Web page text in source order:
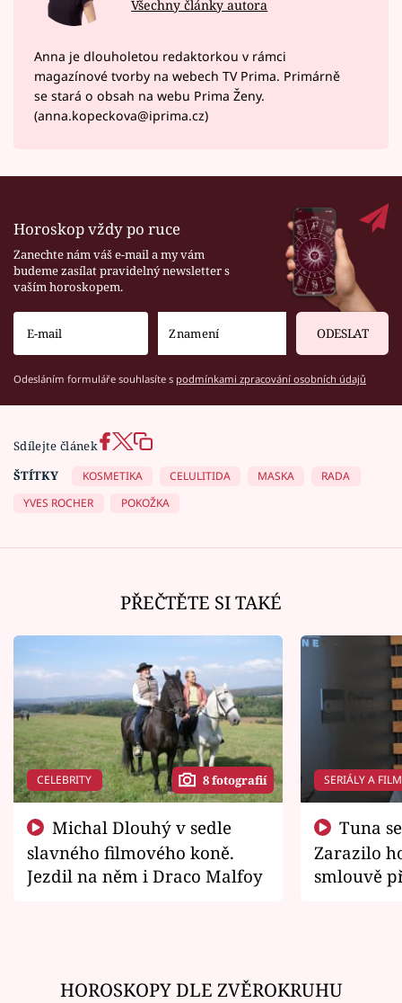
Všechny články autora
Anna je dlouholetou redaktorkou v rámci
magazínové tvorby na webech TV Prima. Primárně
se stará o obsah na webu Prima Ženy.
(anna.kopeckova@iprima.cz)
Horoskop vždy po ruce
Zanechte nám váš e-mail a my vám
budeme zasílat pravidelný newsletter s
vaším horoskopem.
ODESLAT
Odesláním formuláře souhlasíte s podmínkami zpracování osobních údajů
Sdílejte článek
ŠTÍTKY
KOSMETIKA CELULITIDA MASKA
RADA
YVES ROCHER
POKOŽKA
PŘEČTĚTE SI TAKÉ
CELEBRITY 8 fotografií
slavného filmového koně.
Jezdil na něm i Draco Malfoy
SERIÁLY A
Zarazilo
smlouvě
HOROSKOPY DLE ZVĚROKRUHU